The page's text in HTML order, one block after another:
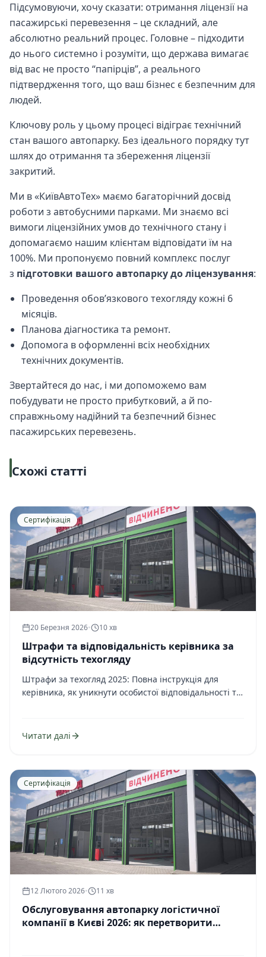
Підсумовуючи, хочу сказати: отримання ліцензії на
пасажирські перевезення – це складний, але
абсолютно реальний процес. Головне – підходити
до нього системно і розуміти, що держава вимагає
від вас не просто “папірців”, а реального
підтвердження того, що ваш бізнес є безпечним для
людей.
Ключову роль у цьому процесі відіграє технічний
стан вашого автопарку. Без ідеального порядку тут
шлях до отримання та збереження ліцензії
закритий.
Ми в «КиївАвтоТех» маємо багаторічний досвід
роботи з автобусними парками. Ми знаємо всі
вимоги ліцензійних умов до технічного стану і
допомагаємо нашим клієнтам відповідати їм на
100%. Ми пропонуємо повний комплекс послуг
з підготовки вашого автопарку до ліцензування:
Проведення обов’язкового техогляду кожні 6
місяців.
Планова діагностика та ремонт.
Допомога в оформленні всіх необхідних
технічних документів.
Звертайтеся до нас, і ми допоможемо вам
побудувати не просто прибутковий, а й по-
справжньому надійний та безпечний бізнес
пасажирських перевезень.
Схожі статті
Сертифікація
20 Березня 2026• 10 хв
Штрафи та відповідальність керівника за
відсутність техогляду
Штрафи за техогляд 2025: Повна інструкція для
керівника, як уникнути особистої відповідальності та
Читати далі
Сертифікація
12 Лютого 2026• 11 хв
Обслуговування автопарку логістичної
компанії в Києві 2026: як перетворити